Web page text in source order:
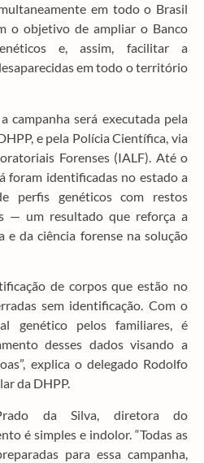
em todo o Brasil
o objetivo de ampliar o Banco
e, assim, facilitar a
em todo o território
campanha será executada pela
e pela Polícia Científica, via
Forenses (IALF). Até o
foram identificadas no estado a
perfis genéticos com restos
— um resultado que reforça a
e da ciência forense na solução
de corpos que estão no
sem identificação. Com o
genético pelos familiares, é
desses dados visando a
explica o delegado Rodolfo
da DHPP.
da Silva, diretora do
é simples e indolor. “Todas as
para essa campanha,